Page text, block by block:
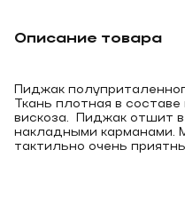
Описание товара
Пиджак
Ткань плотная в
вискоза. Пиджак отшит
накладными карманами.
тактильно очень